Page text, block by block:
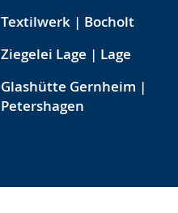
Textilwerk | Bocholt
Ziegelei Lage | Lage
Glashütte Gernheim |
Petershagen